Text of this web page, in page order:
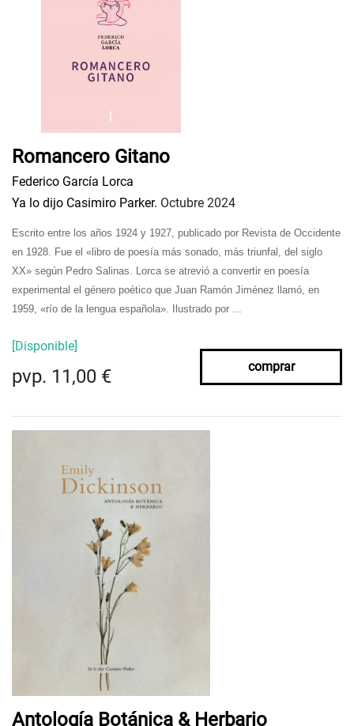
Romancero Gitano
Federico García Lorca
Ya lo dijo Casimiro Parker. Octubre 2024
Escrito entre los años 1924 y 1927, publicado por Revista de Occidente
en 1928. Fue el «libro de poesía más sonado, más triunfal, del siglo
XX» según Pedro Salinas. Lorca se atrevió a convertir en poesía
experimental el género poético que Juan Ramón Jiménez llamó, en
1959, «río de la lengua española». Ilustrado por ...
[Disponible]
pvp. 11,00 € comprar
Antología Botánica & Herbario